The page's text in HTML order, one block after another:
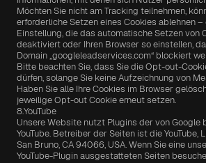
Möchten Sie nicht am Tracking teilnehmen,
erforderliche Setzen eines Cookies ablehnen
Einstellung, die das automatische Setzen von
deaktiviert oder Ihren Browser so einstellen,
Domain „googleleadservices.com“ blockiert
Bitte beachten Sie, dass Sie die Opt-out-
dürfen, solange Sie keine Aufzeichnung von
Haben Sie alle Ihre Cookies im Browser
jeweilige Opt-out Cookie erneut setzen.
8.YouTube
Unsere Website nutzt Plugins der von Google
YouTube. Betreiber der Seiten ist die YouTube,
San Bruno, CA 94066, USA. Wenn Sie eine
YouTube-Plugin ausgestatteten Seiten